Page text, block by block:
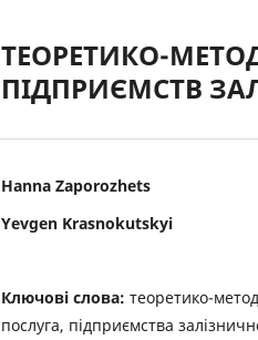
ТЕОРЕТИКО-
ПІДПРИЄМСТВ
Hanna Zaporozhets
Yevgen Krasnokutskyi
Ключові слова: теоретико-
послуга, підприємства